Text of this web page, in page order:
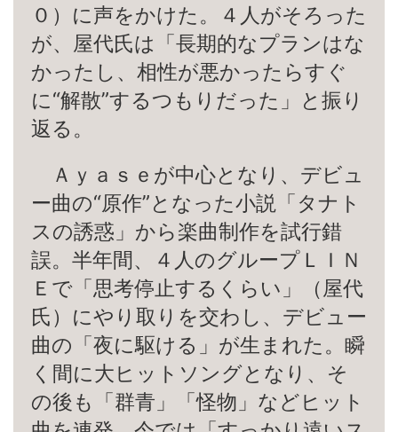
０）に声をかけた。４人がそろった
が、屋代氏は「長期的なプランはな
かったし、相性が悪かったらすぐ
に“解散”するつもりだった」と振り
返る。
Ａｙａｓｅが中心となり、デビュ
ー曲の“原作”となった小説「タナト
スの誘惑」から楽曲制作を試行錯
誤。半年間、４人のグループＬＩＮ
Ｅで「思考停止するくらい」（屋代
氏）にやり取りを交わし、デビュー
曲の「夜に駆ける」が生まれた。瞬
く間に大ヒットソングとなり、そ
の後も「群青」「怪物」などヒット